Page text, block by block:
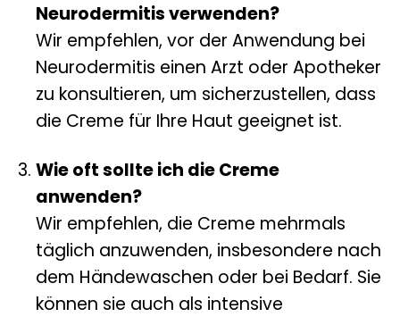
Neurodermitis verwenden?
Wir empfehlen, vor der Anwendung bei
Neurodermitis einen Arzt oder Apotheker
zu konsultieren, um sicherzustellen, dass
die Creme für Ihre Haut geeignet ist.
Wie oft sollte ich die Creme
anwenden?
Wir empfehlen, die Creme mehrmals
täglich anzuwenden, insbesondere nach
dem Händewaschen oder bei Bedarf. Sie
können sie auch als intensive